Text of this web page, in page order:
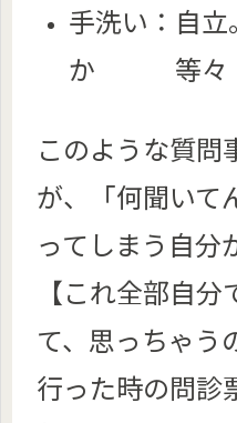
手洗い：自
か 等々
このような質問
が、「何聞いて
ってしまう自分
【これ全部自
て、思っちゃう
行った時の問診